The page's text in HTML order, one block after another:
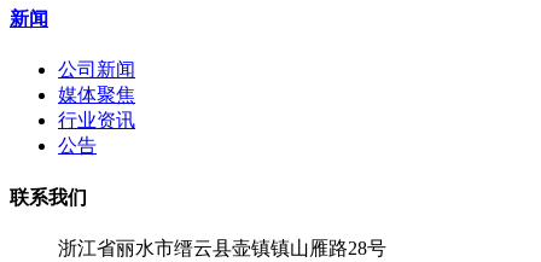
新闻
公司新闻
媒体聚焦
行业资讯
公告
联系我们
浙江省丽水市缙云县壶镇镇山雁路28号